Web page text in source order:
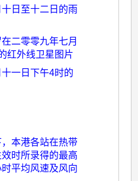
日至十二日的雨
二零零九年七月
红外线卫星图片
一日下午4时的
本港各站在热带
时所录得的最高
平均风速及风向